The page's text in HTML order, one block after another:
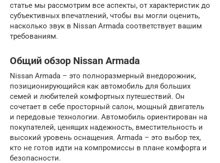
статье мы рассмотрим все аспекты, от характеристик до
субъективных впечатлений, чтобы вы могли оценить,
насколько звук в Nissan Armada соответствует вашим
требованиям.
Общий обзор Nissan Armada
Nissan Armada – это полноразмерный внедорожник,
позиционирующийся как автомобиль для больших
семей и любителей комфортных путешествий. Он
сочетает в себе просторный салон, мощный двигатель
и передовые технологии. Автомобиль ориентирован на
покупателей, ценящих надежность, вместительность и
высокий уровень оснащения. Armada – это выбор тех,
кто не готов идти на компромиссы в плане комфорта и
безопасности.